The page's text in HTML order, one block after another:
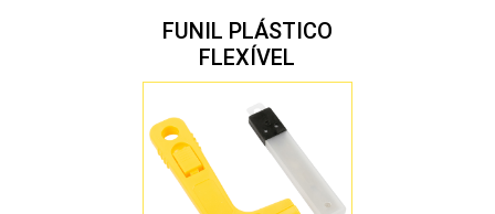
FUNIL PLÁSTICO
FLEXÍVEL